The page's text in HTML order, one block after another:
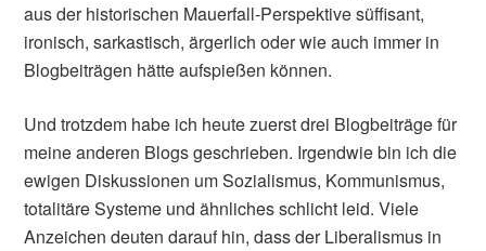
aus der historischen Mauerfall-Perspektive süffisant,
ironisch, sarkastisch, ärgerlich oder wie auch immer in
Blogbeiträgen hätte aufspießen können.
Und trotzdem habe ich heute zuerst drei Blogbeiträge für
meine anderen Blogs geschrieben. Irgendwie bin ich die
ewigen Diskussionen um Sozialismus, Kommunismus,
totalitäre Systeme und ähnliches schlicht leid. Viele
Anzeichen deuten darauf hin, dass der Liberalismus in